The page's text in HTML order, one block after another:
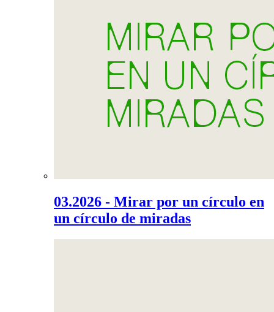
03.2026 - Mirar por un círculo en
un círculo de miradas